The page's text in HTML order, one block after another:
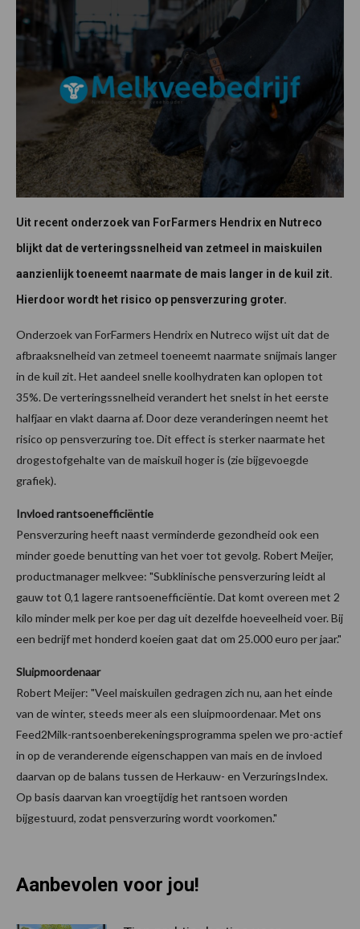
Uit recent onderzoek van ForFarmers Hendrix en Nutreco
blijkt dat de verteringssnelheid van zetmeel in maiskuilen
aanzienlijk toeneemt naarmate de mais langer in de kuil zit.
Hierdoor wordt het risico op pensverzuring groter.
Onderzoek van ForFarmers Hendrix en Nutreco wijst uit dat de
afbraaksnelheid van zetmeel toeneemt naarmate snijmais langer
in de kuil zit. Het aandeel snelle koolhydraten kan oplopen tot
35%. De verteringssnelheid verandert het snelst in het eerste
halfjaar en vlakt daarna af. Door deze veranderingen neemt het
risico op pensverzuring toe. Dit effect is sterker naarmate het
drogestofgehalte van de maiskuil hoger is (zie bijgevoegde
grafiek).
Invloed rantsoenefficiëntie
Pensverzuring heeft naast verminderde gezondheid ook een
minder goede benutting van het voer tot gevolg. Robert Meijer,
productmanager melkvee: "Subklinische pensverzuring leidt al
gauw tot 0,1 lagere rantsoenefficiëntie. Dat komt overeen met 2
kilo minder melk per koe per dag uit dezelfde hoeveelheid voer. Bij
een bedrijf met honderd koeien gaat dat om 25.000 euro per jaar."
Sluipmoordenaar
Robert Meijer: "Veel maiskuilen gedragen zich nu, aan het einde
van de winter, steeds meer als een sluipmoordenaar. Met ons
Feed2Milk-rantsoenberekeningsprogramma spelen we pro-actief
in op de veranderende eigenschappen van mais en de invloed
daarvan op de balans tussen de Herkauw- en VerzuringsIndex.
Op basis daarvan kan vroegtijdig het rantsoen worden
bijgestuurd, zodat pensverzuring wordt voorkomen."
Aanbevolen voor jou!